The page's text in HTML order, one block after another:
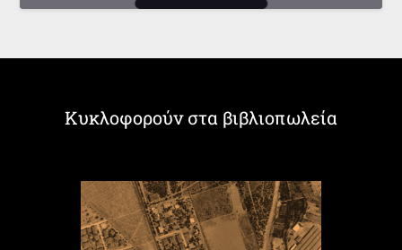
Κυκλοφορούν στα βιβλιοπωλεία